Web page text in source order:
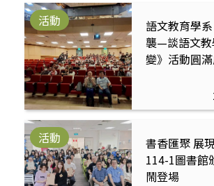
語文教育學
襲—談語文教
變》活動圓
活動
書香匯聚 展
114-1圖書館
鬧登場
活動